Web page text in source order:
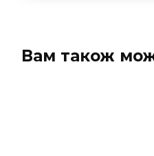
Вам також